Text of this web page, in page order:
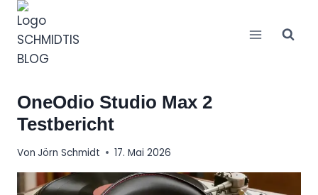
Zum
Inhalt
springen
OneOdio Studio Max 2
Testbericht
Von Jörn Schmidt 17. Mai 2026